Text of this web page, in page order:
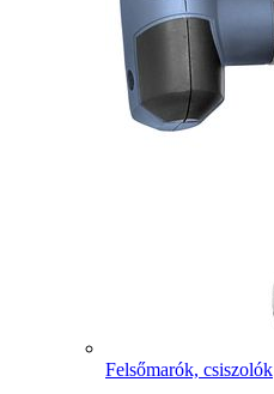
Felsőmarók, csiszolók